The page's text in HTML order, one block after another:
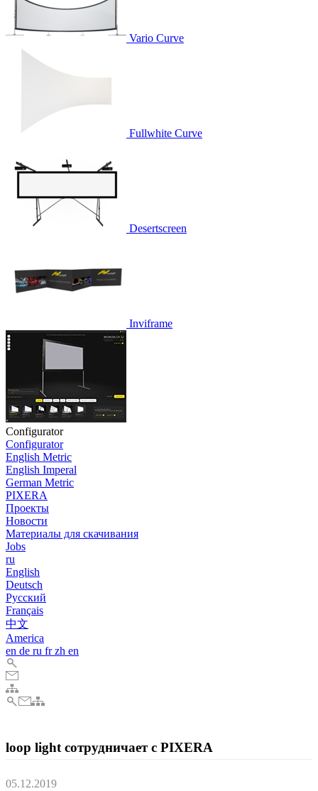
Vario Curve
Fullwhite Curve
Desertscreen
Inviframe
Configurator
Configurator
English Metric
English Imperal
German Metric
PIXERA
Проекты
Новости
Материалы для скачивания
Jobs
ru
English
Deutsch
Pусский
Français
中文
America
en de ru frzh en
loop light сотрудничает с PIXERA
05.12.2019